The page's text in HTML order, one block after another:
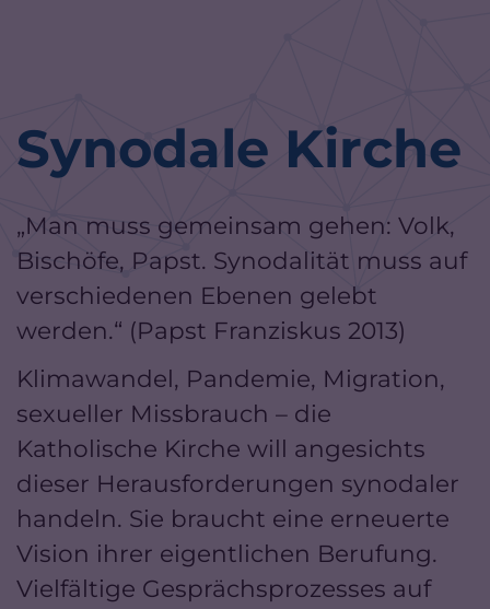
Synodale Kirche
„Man muss gemeinsam gehen: Volk,
Bischöfe, Papst. Synodalität muss auf
verschiedenen Ebenen gelebt
werden.“ (Papst Franziskus 2013)
Klimawandel, Pandemie, Migration,
sexueller Missbrauch – die
Katholische Kirche will angesichts
dieser Herausforderungen synodaler
handeln. Sie braucht eine erneuerte
Vision ihrer eigentlichen Berufung.
Vielfältige Gesprächsprozesses auf